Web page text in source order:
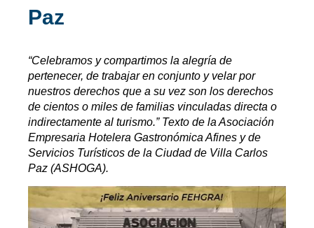
Paz
“Celebramos y compartimos la alegría de
pertenecer, de trabajar en conjunto y velar por
nuestros derechos que a su vez son los derechos
de cientos o miles de familias vinculadas directa o
indirectamente al turismo.” Texto de la Asociación
Empresaria Hotelera Gastronómica Afines y de
Servicios Turísticos de la Ciudad de Villa Carlos
Paz (ASHOGA).